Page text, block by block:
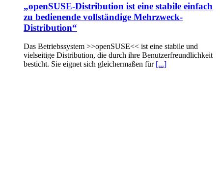
„openSUSE-Distribution ist eine stabile einfach
zu bedienende vollständige Mehrzweck-
Distribution“
Das Betriebssystem >>openSUSE<< ist eine stabile und
vielseitige Distribution, die durch ihre Benutzerfreundlichkeit
besticht. Sie eignet sich gleichermaßen für [...]